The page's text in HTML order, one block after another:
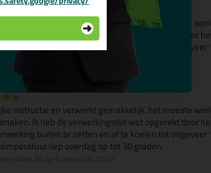
instructie en verwerkt gemakkelijk, het meeste
Ik heb de verwerkingstijd wat opgerekt door
buiten te zetten en af te koelen tot ongeveer
liep overdag op tot 30 graden.
door Bé op 6 augustus 2020
instructie en verwerkt gemakkelijk, het meeste
Ik heb de verwerkingstijd wat opgerekt door
buiten te zetten en af te koelen tot ongeveer
liep overdag op tot 30 graden.